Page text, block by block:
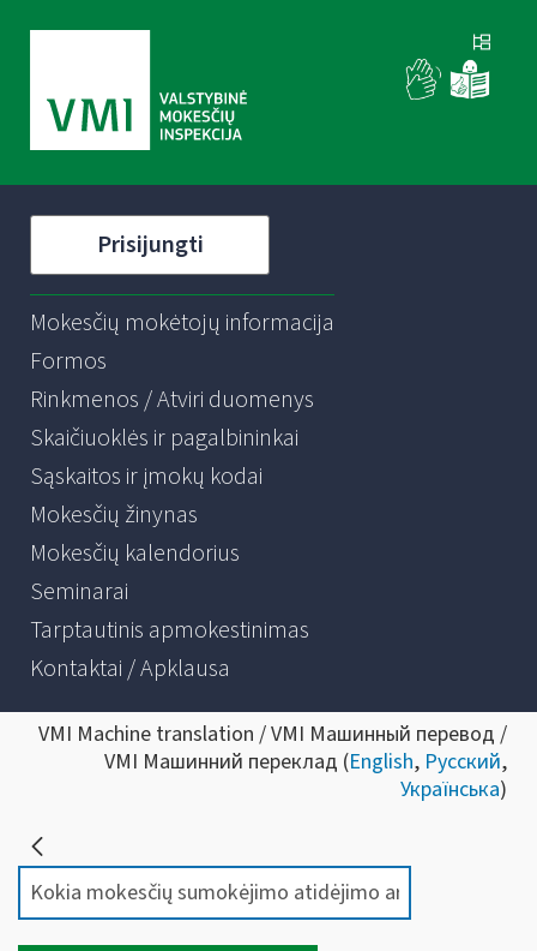
Prisijungti
Mokesčių mokėtojų informacija
Formos
Rinkmenos / Atviri duomenys
Skaičiuoklės ir pagalbininkai
Sąskaitos ir įmokų kodai
Mokesčių žinynas
Mokesčių kalendorius
Seminarai
Tarptautinis apmokestinimas
Kontaktai / Apklausa
VMI Machine translation / VMI Машинный перевод /
VMI Машинний переклад (English, Русский,
Українська)